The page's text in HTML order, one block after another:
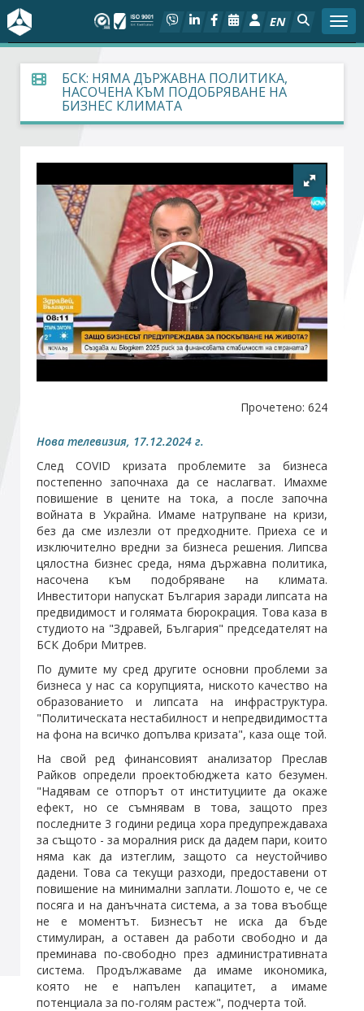
EN
За БСК
На фокус
Социален диалог
Дейности
Арбитражен съд
Проекти
Членове
БСК: НЯМА ДЪРЖАВНА ПОЛИТИКА,
НАСОЧЕНА КЪМ ПОДОБРЯВАНЕ НА
БИЗНЕС КЛИМАТА
Прочетено: 624
Нова телевизия, 17.12.2024 г.
След COVID кризата проблемите за бизнеса
постепенно започнаха да се наслагват. Имахме
повишение в цените на тока, а после започна
войната в Украйна. Имаме натрупване на кризи,
без да сме излезли от предходните. Приеха се и
изключително вредни за бизнеса решения. Липсва
цялостна бизнес среда, няма държавна политика,
насочена към подобряване на климата.
Инвеститори напускат България заради липсата на
предвидимост и голямата бюрокрация. Това каза в
студиото на "Здравей, България" председателят на
БСК Добри Митрев.
По думите му сред другите основни проблеми за
бизнеса у нас са корупцията, ниското качество на
образованието и липсата на инфраструктура.
"Политическата нестабилност и непредвидимостта
на фона на всичко допълва кризата", каза още той.
На свой ред финансовият анализатор Преслав
Райков определи проектобюджета като безумен.
"Надявам се отпорът от институциите да окаже
ефект, но се съмнявам в това, защото през
последните 3 години редица хора предупреждаваха
за същото - за моралния риск да дадем пари, които
няма как да изтеглим, защото са неустойчиво
дадени. Това са текущи разходи, предоставени от
повишение на минимални заплати. Лошото е, че се
посяга и на данъчната система, а за това въобще
не е моментът. Бизнесът не иска да бъде
стимулиран, а оставен да работи свободно и да
преминава по-свободно през административната
система. Продължаваме да имаме икономика,
която не е напълен капацитет, а имаме
потенциала за по-голям растеж", подчерта той.